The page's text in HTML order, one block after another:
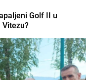
Golf II u